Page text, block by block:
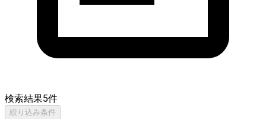
検索結果5件
絞り込み条件